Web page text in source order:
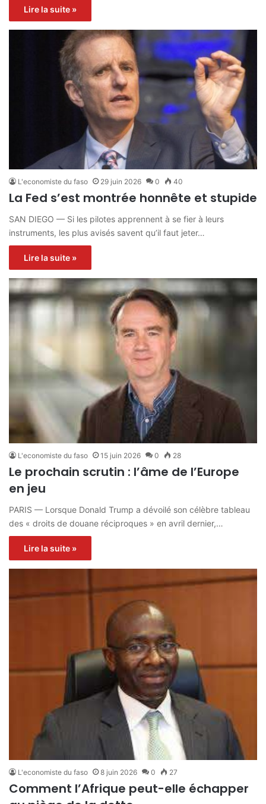
Lire la suite »
L'economiste du faso 29 juin 2026 0 40
La Fed s’est montrée honnête et stupide
SAN DIEGO — Si les pilotes apprennent à se fier à leurs
instruments, les plus avisés savent qu’il faut jeter…
Lire la suite »
L'economiste du faso 15 juin 2026 0 28
Le prochain scrutin : l’âme de l’Europe
en jeu
PARIS — Lorsque Donald Trump a dévoilé son célèbre tableau
des « droits de douane réciproques » en avril dernier,…
Lire la suite »
L'economiste du faso 8 juin 2026 0 27
Comment l’Afrique peut-elle échapper